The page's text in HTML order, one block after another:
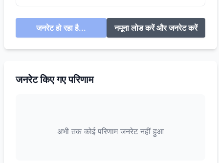
जनरेट हो रहा है... नमूना लोड करें और जनरेट करें
जनरेट किए गए परिणाम
अभी तक कोई परिणाम जनरेट नहीं हुआ